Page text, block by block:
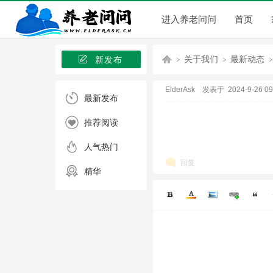
进入养老问问 首页
新发布
最新发布
推荐阅读
人气热门
精华
关于我们 最新动态
ElderAsk 发表于 2024-9-26
回复